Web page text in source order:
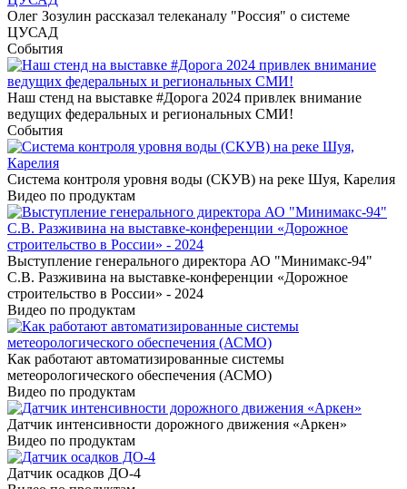
Олег Зозулин рассказал телеканалу "Россия" о системе
ЦУСАД
События
Наш стенд на выставке #Дорога 2024 привлек внимание
ведущих федеральных и региональных СМИ!
События
Система контроля уровня воды (СКУВ) на реке Шуя, Карелия
Видео по продуктам
Выступление генерального директора АО "Минимакс-94"
С.В. Разживина на выставке-конференции «Дорожное
строительство в России» - 2024
Видео по продуктам
Как работают автоматизированные системы
метеорологического обеспечения (АСМО)
Видео по продуктам
Датчик интенсивности дорожного движения «Аркен»
Видео по продуктам
Датчик осадков ДО-4